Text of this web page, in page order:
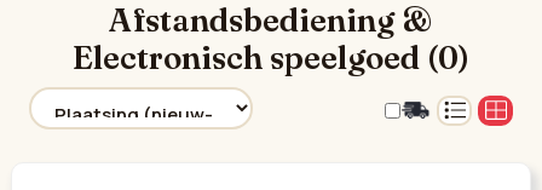
Afstandsbediening &
Electronisch speelgoed (0)